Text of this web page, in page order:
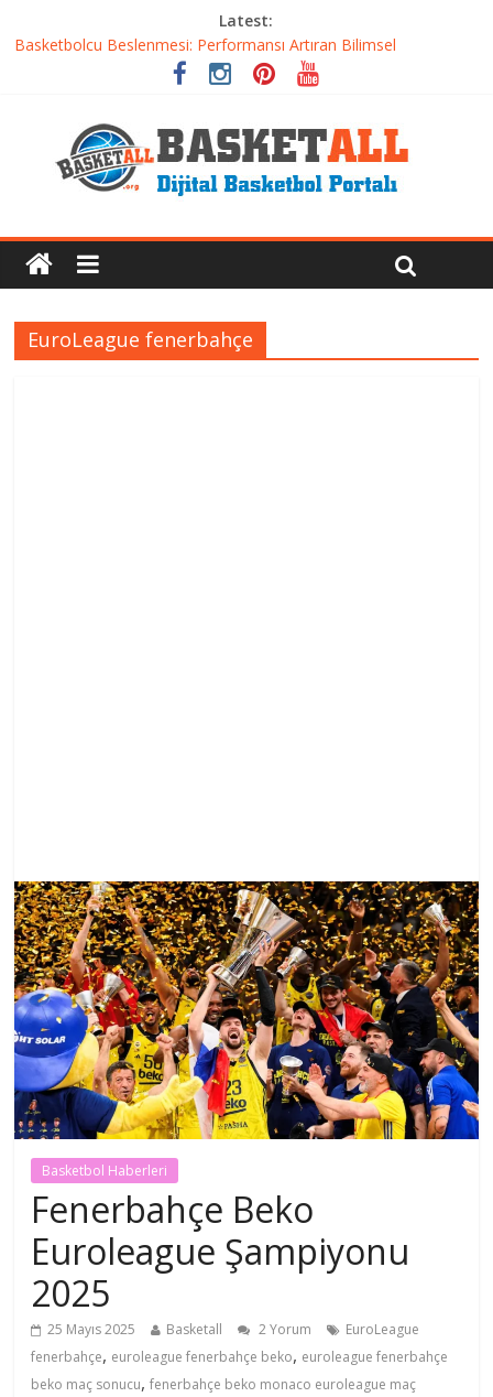
Latest:
Etkili Basketbol Antrenmanı Nasıl Olmalı
Basketbolcu Beslenmesi: Performansı Artıran Bilimsel
Iverson’dan Kyrie’e: Top Sürme Sanatının Dramatik Evrimi
Dünyanın En İyi Basketbol Takımı: Gerçek Şampiyon Kim?
EuroLeague fenerbahçe
Basketbol Haberleri
Fenerbahçe Beko
Euroleague Şampiyonu
2025
25 Mayıs 2025 Basketall 2 Yorum
EuroLeague
fenerbahçe, euroleague fenerbahçe beko, euroleague fenerbahçe
beko maç sonucu,fenerbahçe beko monaco euroleague maç